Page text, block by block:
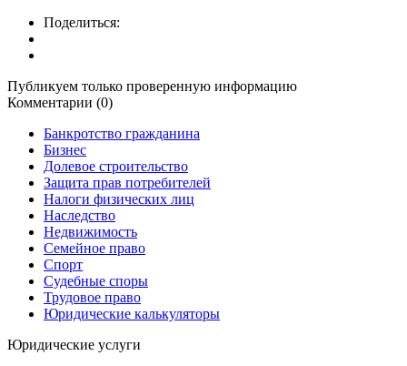
Поделиться:
Публикуем только проверенную информацию
Комментарии (0)
Банкротство гражданина
Бизнес
Долевое строительство
Защита прав потребителей
Налоги физических лиц
Наследство
Недвижимость
Семейное право
Спорт
Судебные споры
Трудовое право
Юридические калькуляторы
Юридические услуги